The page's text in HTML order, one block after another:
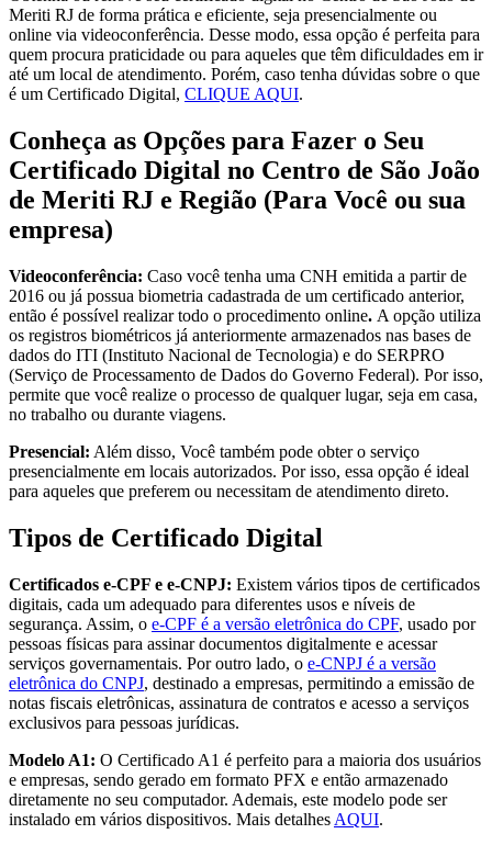
Meriti RJ de forma prática e eficiente, seja presencialmente ou
online via videoconferência. Desse modo, essa opção é perfeita para
quem procura praticidade ou para aqueles que têm dificuldades em ir
até um local de atendimento. Porém, caso tenha dúvidas sobre o que
é um Certificado Digital, CLIQUE AQUI.
Conheça as Opções para Fazer o Seu
Certificado Digital no Centro de São João
de Meriti RJ e Região (Para Você ou sua
empresa)
Videoconferência: Caso você tenha uma CNH emitida a partir de
2016 ou já possua biometria cadastrada de um certificado anterior,
então é possível realizar todo o procedimento online. A opção utiliza
os registros biométricos já anteriormente armazenados nas bases de
dados do ITI (Instituto Nacional de Tecnologia) e do SERPRO
(Serviço de Processamento de Dados do Governo Federal). Por isso,
permite que você realize o processo de qualquer lugar, seja em casa,
no trabalho ou durante viagens.
Presencial: Além disso, Você também pode obter o serviço
presencialmente em locais autorizados. Por isso, essa opção é ideal
para aqueles que preferem ou necessitam de atendimento direto.
Tipos de Certificado Digital
Certificados e-CPF e e-CNPJ: Existem vários tipos de certificados
digitais, cada um adequado para diferentes usos e níveis de
segurança. Assim, o e-CPF é a versão eletrônica do CPF, usado por
pessoas físicas para assinar documentos digitalmente e acessar
serviços governamentais. Por outro lado, o e-CNPJ é a versão
eletrônica do CNPJ, destinado a empresas, permitindo a emissão de
notas fiscais eletrônicas, assinatura de contratos e acesso a serviços
exclusivos para pessoas jurídicas.
Modelo A1: O Certificado A1 é perfeito para a maioria dos usuários
e empresas, sendo gerado em formato PFX e então armazenado
diretamente no seu computador. Ademais, este modelo pode ser
instalado em vários dispositivos. Mais detalhes AQUI.